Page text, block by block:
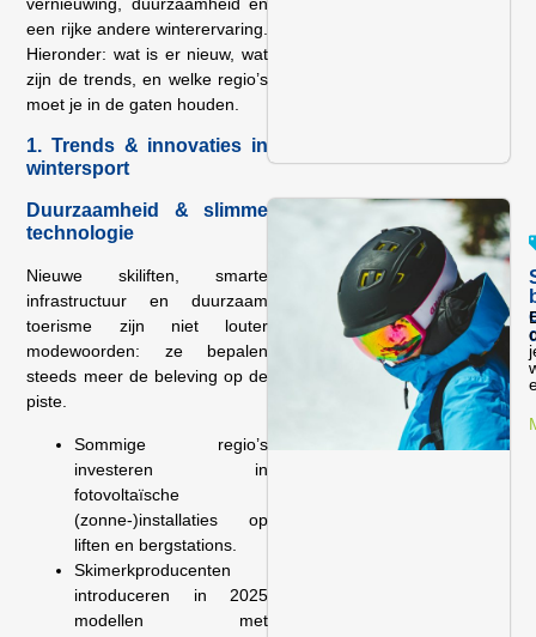
een rijke andere winterervaring.
Hieronder: wat is er nieuw, wat
zijn de trends, en welke regio’s
moet je in de gaten houden.
1. Trends & innovaties in
wintersport
Duurzaamheid & slimme
technologie
Nieuwe skiliften, smarte
infrastructuur en duurzaam
toerisme zijn niet louter
modewoorden: ze bepalen
steeds meer de beleving op de
piste.
Sommige regio’s
investeren in
fotovoltaïsche
(zonne-)installaties op
liften en bergstations.
Skimerkproducenten
introduceren in 2025
modellen met